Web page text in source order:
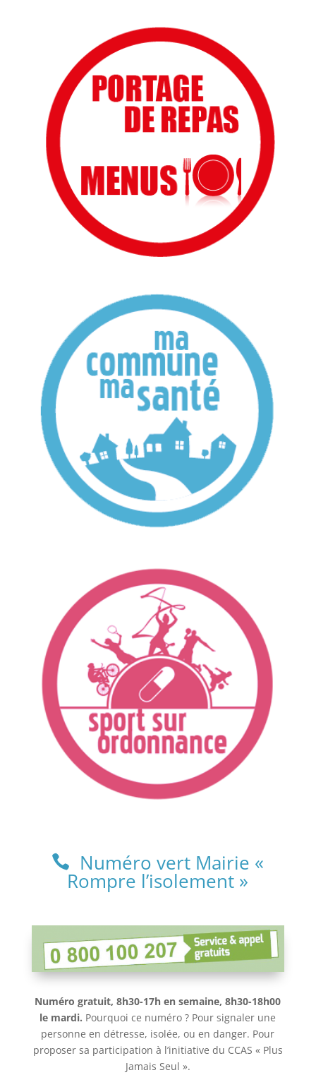
Numéro vert Mairie «
Rompre l’isolement »
Numéro gratuit, 8h30-17h en semaine, 8h30-18h00
le mardi. Pourquoi ce numéro ? Pour signaler une
personne en détresse, isolée, ou en danger. Pour
proposer sa participation à l’initiative du CCAS « Plus
Jamais Seul ».